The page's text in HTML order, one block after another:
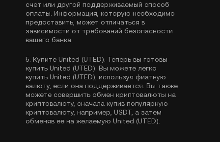
счет или другой поддерживаемый способ
оплаты. Информация, которую необходимо
предоставить, может отличаться в
зависимости от требований безопасности
вашего банка.
5. Купите United (UTED): Теперь вы готовы
купить United (UTED). Вы можете легко
купить United (UTED), используя фиатную
валюту, если она поддерживается. Вы также
можете совершить обмен криптовалюты на
криптовалюту, сначала купив популярную
криптовалюту, например, USDT , а затем
обменяв ее на желаемую United (UTED).